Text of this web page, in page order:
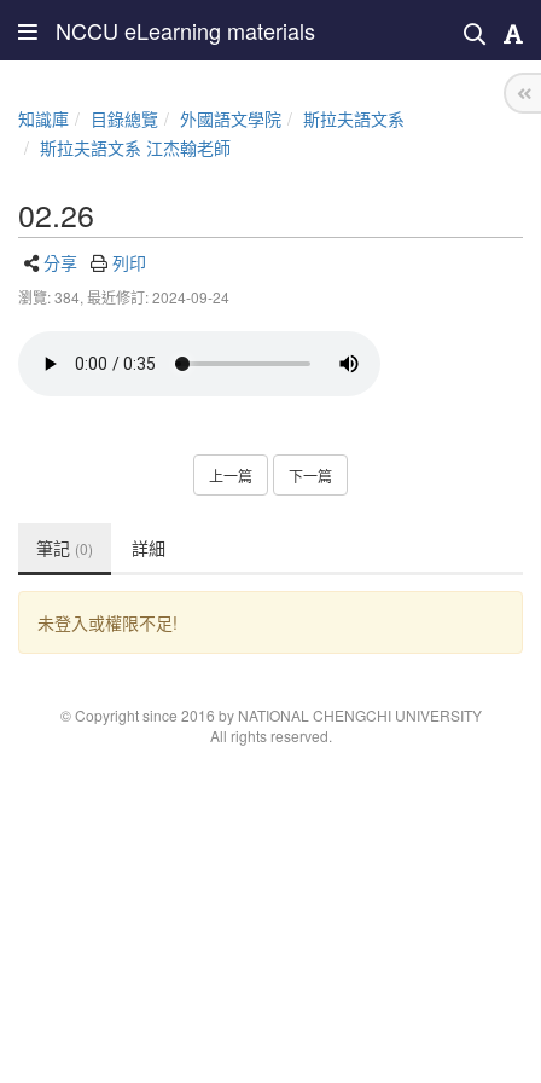
NCCU eLearning materials
知識庫 目錄總覽 外國語文學院
斯拉夫語文系
斯拉夫語文系 江杰翰老師
02.26
分享 列印
瀏覽: 384, 最近修訂: 2024-09-24
上一篇 下一篇
筆記 (0) 詳細
未登入或權限不足!
© Copyright since 2016 by NATIONAL CHENGCHI UNIVERSITY
All rights reserved.